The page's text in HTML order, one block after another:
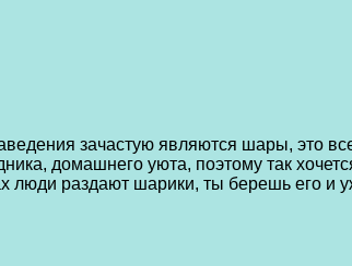
зачастую являются шары, это
домашнего уюта, поэтому так
люди раздают шарики, ты берешь его